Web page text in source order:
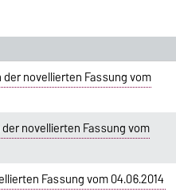
novellierten Fassung vom
novellierten Fassung vom
Fassung vom 04.06.2014